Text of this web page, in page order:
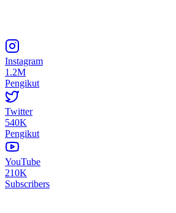
Instagram
1.2M
Pengikut
Twitter
540K
Pengikut
YouTube
210K
Subscribers